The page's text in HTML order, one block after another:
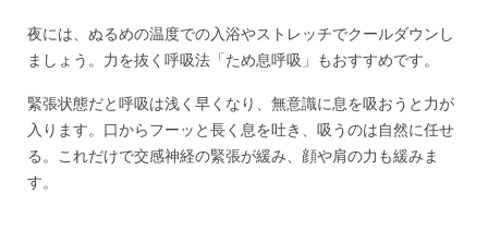
夜には、ぬるめの温度での入浴やストレッチでクールダウンし
ましょう。力を抜く呼吸法「ため息呼吸」もおすすめです。
緊張状態だと呼吸は浅く早くなり、無意識に息を吸おうと力が
入ります。口からフーッと長く息を吐き、吸うのは自然に任せ
る。これだけで交感神経の緊張が緩み、顔や肩の力も緩みま
す。